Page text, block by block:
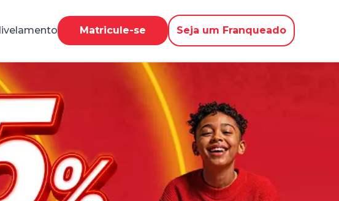
Matricule-se Seja um Franqueado